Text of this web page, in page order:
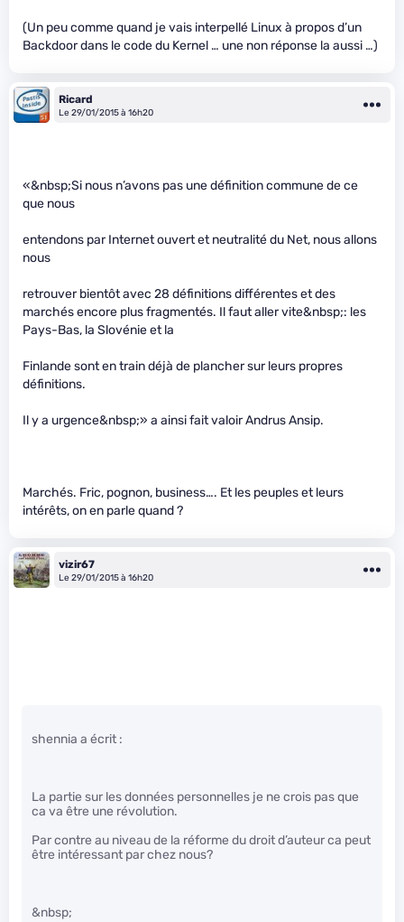
(Un peu comme quand je vais interpellé Linux à propos d’un
Backdoor dans le code du Kernel … une non réponse la aussi …)
Ricard
Le 29/01/2015 à 16h20
«&nbsp;Si nous n’avons pas une définition commune de ce
que nous
entendons par Internet ouvert et neutralité du Net, nous allons
nous
retrouver bientôt avec 28 définitions différentes et des
marchés encore plus fragmentés. Il faut aller vite&nbsp;: les
Pays-Bas, la Slovénie et la
Finlande sont en train déjà de plancher sur leurs propres
définitions.
Il y a urgence&nbsp;» a ainsi fait valoir Andrus Ansip.
Marchés. Fric, pognon, business…. Et les peuples et leurs
intérêts, on en parle quand ?
vizir67
Le 29/01/2015 à 16h20
shennia a écrit :
La partie sur les données personnelles je ne crois pas que
ca va être une révolution.
Par contre au niveau de la réforme du droit d’auteur ca peut
être intéressant par chez nous?
&nbsp;